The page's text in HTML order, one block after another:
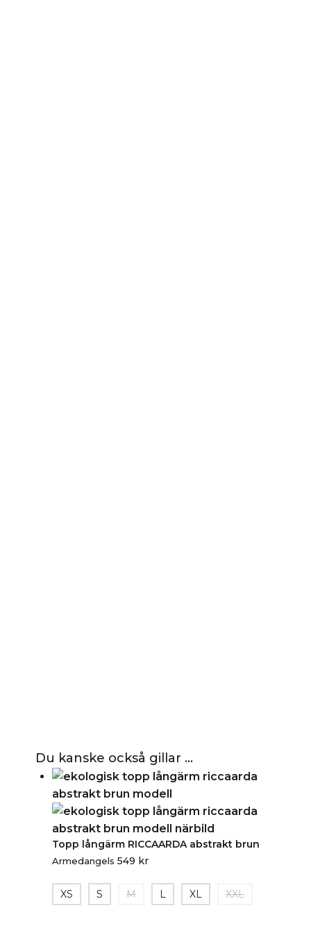
Du kanske också gillar …
Topp långärm RICCAARDA abstrakt brun
Armedangels 549 kr
XS S M L XL XXL